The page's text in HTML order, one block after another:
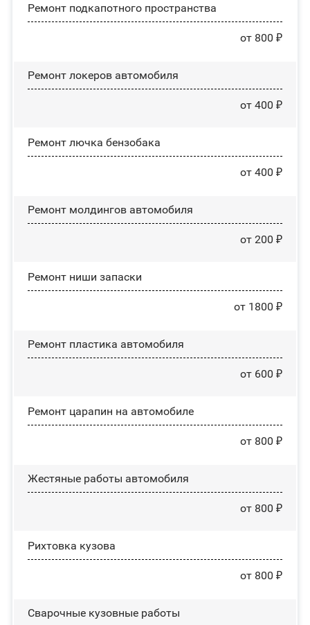
Ремонт подкапотного пространства
от 800 ₽
Ремонт лoĸepoв автомобиля
от 400 ₽
Ремонт лючка бензобака
от 400 ₽
Ремонт молдингов автомобиля
от 200 ₽
Ремонт ниши запаски
от 1800 ₽
Ремонт пластика автомобиля
от 600 ₽
Ремонт царапин на автомобиле
от 800 ₽
Жестяные работы автомобиля
от 800 ₽
Рихтовка кузова
от 800 ₽
Сварочные кузовные работы